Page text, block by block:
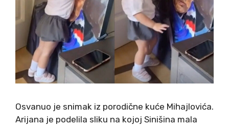
Osvanuo je snimak iz porodične kuće Mihajlovića.
Arijana je podelila sliku na kojoj Sinišina mala